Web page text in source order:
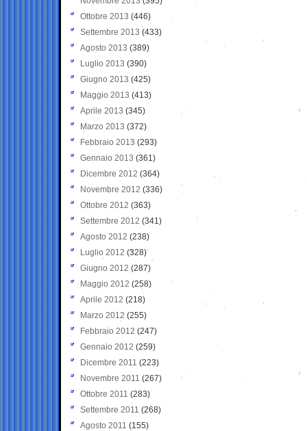
Ottobre 2013 (446)
Settembre 2013 (433)
Agosto 2013 (389)
Luglio 2013 (390)
Giugno 2013 (425)
Maggio 2013 (413)
Aprile 2013 (345)
Marzo 2013 (372)
Febbraio 2013 (293)
Gennaio 2013 (361)
Dicembre 2012 (364)
Novembre 2012 (336)
Ottobre 2012 (363)
Settembre 2012 (341)
Agosto 2012 (238)
Luglio 2012 (328)
Giugno 2012 (287)
Maggio 2012 (258)
Aprile 2012 (218)
Marzo 2012 (255)
Febbraio 2012 (247)
Gennaio 2012 (259)
Dicembre 2011 (223)
Novembre 2011 (267)
Ottobre 2011 (283)
Settembre 2011 (268)
Agosto 2011 (155)